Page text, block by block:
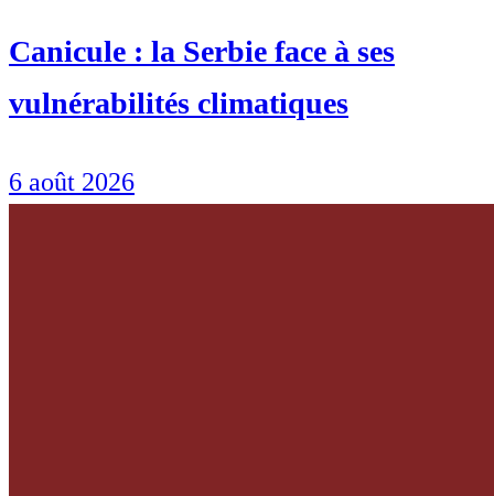
Canicule : la Serbie face à ses
vulnérabilités climatiques
6 août 2026